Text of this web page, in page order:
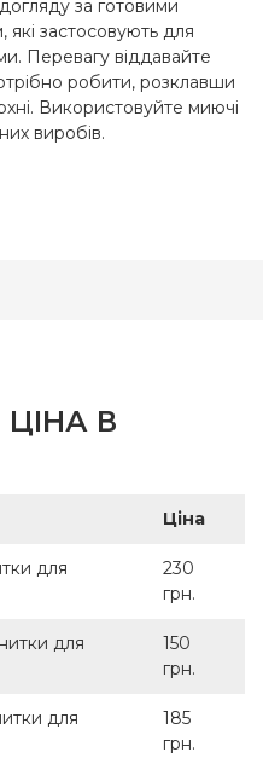
за готовими
застосовують для
Перевагу віддавайте
робити, розклавши
Використовуйте миючі
виробів.
В
Ціна
для
230
грн.
для
150
грн.
для
185
грн.